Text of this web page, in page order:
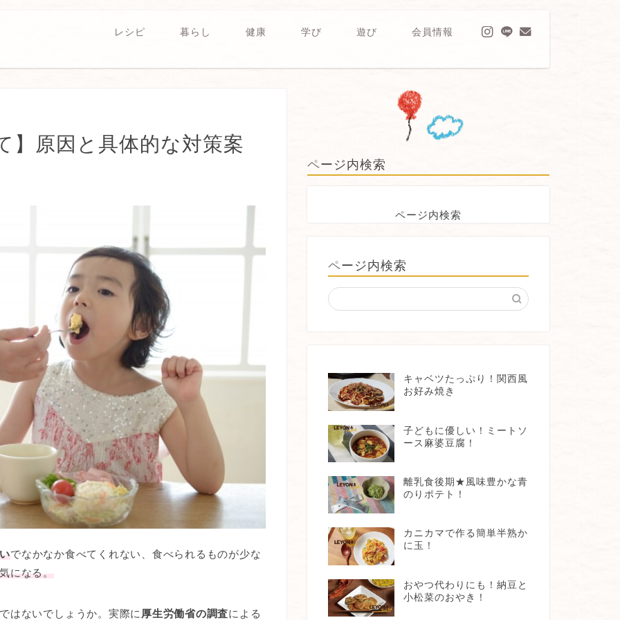
レシピ 暮らし 健康 学び 遊び 会員情報
】原因と具体的な対策案
でなかなか食べてくれない、食べられるものが少な
になる。
はないでしょうか。実際に 厚生労働省の調査による
ページ内検索
ページ内検索
ページ内検索
キャベツたっぷり！関西風
お好み焼き
子どもに優しい！ミートソ
ース麻婆豆腐！
離乳食後期★風味豊かな青
のりポテト！
カニカマで作る簡単半熟か
に玉！
おやつ代わりにも！納豆と
小松菜のおやき！